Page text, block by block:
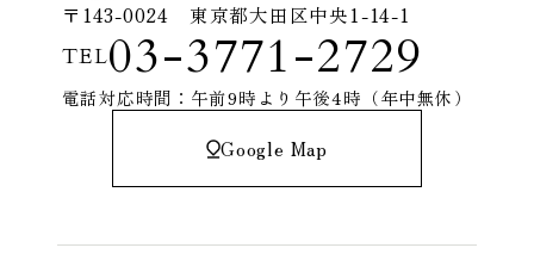
〒143-0024 東京都大田区中央1-14-1
TEL03-3771-2729
電話対応時間：午前9時より午後4時（年中無休）
Google Map